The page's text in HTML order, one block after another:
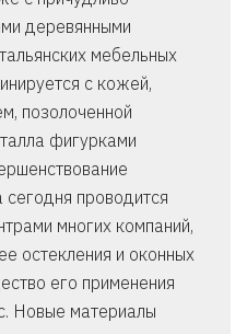
деревянными
мебельных
с кожей,
позолоченной
фигурками
сегодня проводится
многих компаний,
остекления и оконных
его применения
Новые материалы